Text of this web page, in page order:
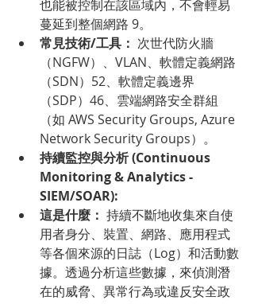
也能被控制在該區域內，不會輕易
蔓延到整個網路 9。
常見技術/工具： 次世代防火牆
（NGFW）、VLAN、軟體定義網路
（SDN）52、軟體定義邊界
（SDP）46、雲端網路安全群組
（如 AWS Security Groups, Azure
Network Security Groups）。
持續監控與分析 (Continuous
Monitoring & Analytics -
SIEM/SOAR):
這是什麼： 持續不斷地收集來自使
用者身分、裝置、網路、應用程式
等各個來源的日誌（Log）和活動數
據。透過分析這些數據，來偵測潛
在的威脅、異常行為或違反安全政